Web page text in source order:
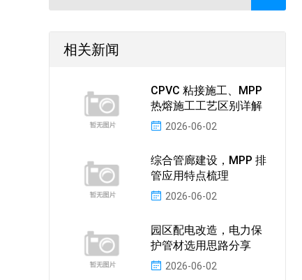
相关新闻
CPVC 粘接施工、MPP
热熔施工工艺区别详解
2026-06-02
综合管廊建设，MPP 排
管应用特点梳理
2026-06-02
园区配电改造，电力保
护管材选用思路分享
2026-06-02